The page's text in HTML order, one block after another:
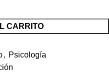
CARRITO
, Psicología